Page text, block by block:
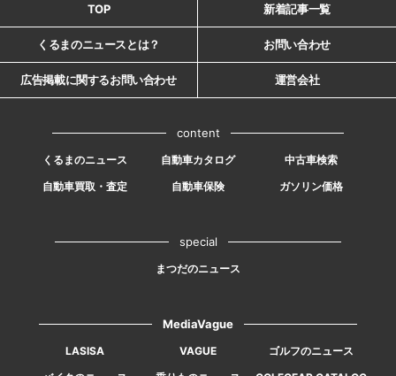
TOP 新着記事一覧
くるまのニュースとは？ お問い合わせ
広告掲載に関するお問い合わせ 運営会社
content
くるまのニュース 自動車カタログ
中古車検索
自動車買取・査定
自動車保険 ガソリン価格
special
まつだのニュース
MediaVague
LASISA VAGUE
ゴルフのニュース